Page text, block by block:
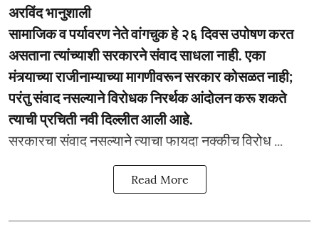
अरविंद भानुशाली
सामाजिक व पर्यावरण नेते वांगचुक हे २६ दिवस उपोषण करत
असताना त्यांच्याशी सरकारने संवाद साधला नाही. एका
मंत्र्याच्या राजीनाम्याच्या मागणीवरून सरकार कोसळत नाही;
परंतु संवाद नसल्याने विरोधक निरर्थक आंदोलन करू शकते
त्याची प्रचिती नवी दिल्लीत आली आहे.
सरकारचा संवाद नसल्याने त्याचा फायदा नक्कीच विरोध ...
Read More